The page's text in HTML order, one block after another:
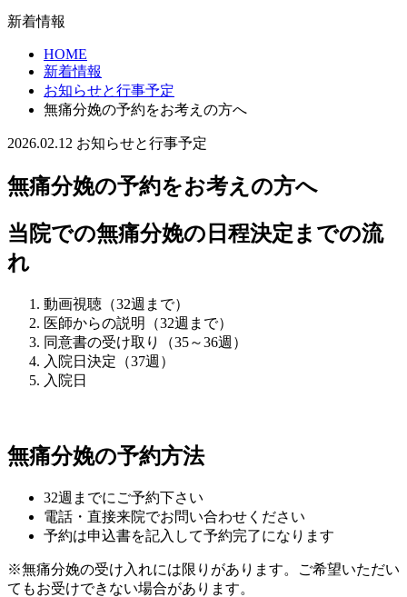
新着情報
HOME
新着情報
お知らせと行事予定
無痛分娩の予約をお考えの方へ
2026.02.12 お知らせと行事予定
無痛分娩の予約をお考えの方へ
当院での無痛分娩の日程決定までの流
れ
動画視聴（32週まで）
医師からの説明（32週まで）
同意書の受け取り（35～36週）
入院日決定（37週）
入院日
無痛分娩の予約方法
32週までにご予約下さい
電話・直接来院でお問い合わせください
予約は申込書を記入して予約完了になります
※無痛分娩の受け入れには限りがあります。ご希望いただい
てもお受けできない場合があります。